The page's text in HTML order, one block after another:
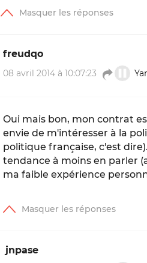
freudqo
08 avril 2014 à 10:07:23
Oui mais bon, mon contrat
envie de m'intéresser à la
politique française, c'est
tendance à moins en parler
ma faible expérience
jnpase